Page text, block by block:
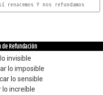
de Refundación
invisible
lo imposible
lo sensible
lo increíble